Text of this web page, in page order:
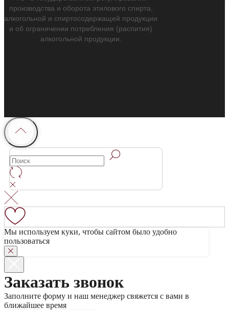
производства и оборота этилового спирта,
алкогольной и спиртосодержащей продукции
и об ограничении потребления (распития)
алкогольной продукции.
Мы используем куки, чтобы сайтом было удобно
пользоваться
Заказать звонок
Заполните форму и наш менеджер свяжется с вами в
ближайшее время